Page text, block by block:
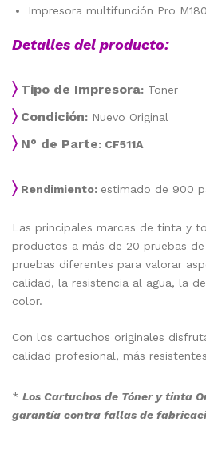
Impresora multifunción Pro
Detalles del producto:
〉 Tipo de Impresora: Toner
〉 Condición: Nuevo Original
〉 N° de Parte: CF511A
〉 Rendimiento: estimado de 900
Las principales marcas de tinta y
productos a más de 20 pruebas
pruebas diferentes para valorar
calidad, la resistencia al agua, la
color.
Con los cartuchos originales
calidad profesional, más
* Los Cartuchos de Tóner y tinta
garantía contra fallas de